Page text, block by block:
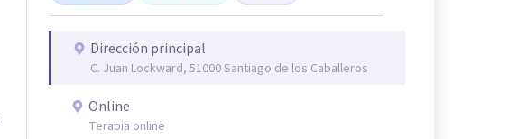
Dirección principal
C. Juan Lockward, 51000 Santiago de los Caballeros
Online
Terapia online